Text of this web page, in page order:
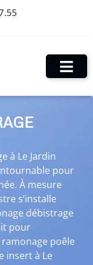
à Le Jardin
pour
À mesure
s’installe
débistrage
pour
poêle
insert à Le